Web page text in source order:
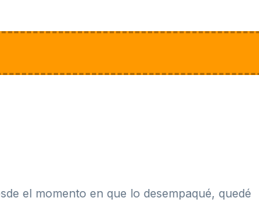
el momento en que lo desempaqué, quedé